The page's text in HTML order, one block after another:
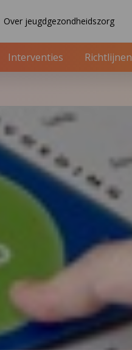
Over jeugdgezondheidszorg
Interventies Richtlijnen